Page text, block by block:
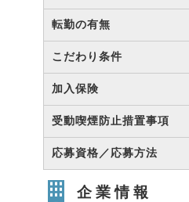
転勤の有無
こだわり条件
加入保険
受動喫煙防止措置事項
応募資格／応募方法
企業情報